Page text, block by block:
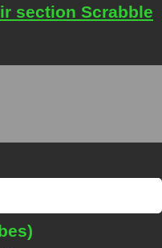
section Scrabble